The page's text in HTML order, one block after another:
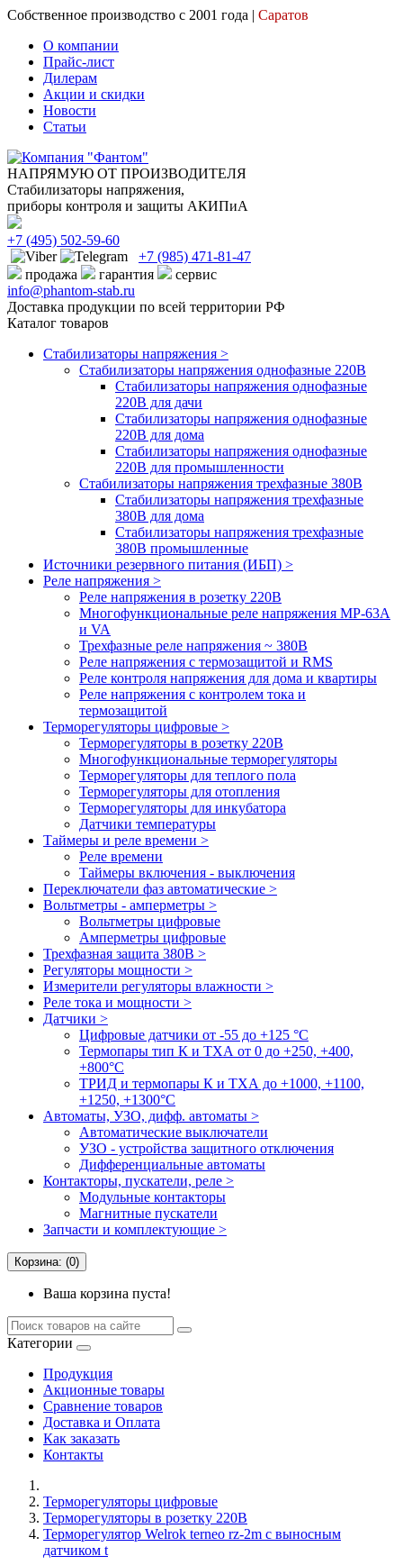
Собственное производство с 2001 года | Саратов
О компании
Прайс-лист
Дилерам
Акции и скидки
Новости
Статьи
НАПРЯМУЮ ОТ ПРОИЗВОДИТЕЛЯ
Стабилизаторы напряжения,
приборы контроля и защиты АКИПиА
+7 (495) 502-59-60
+7 (985) 471-81-47
продажа
гарантия
сервис
info@phantom-stab.ru
Доставка продукции по всей территории РФ
Каталог товаров
Стабилизаторы напряжения >
Cтабилизаторы напряжения однофазные 220В
Стабилизаторы напряжения однофазные
220В для дачи
Стабилизаторы напряжения однофазные
220В для дома
Стабилизаторы напряжения однофазные
220В для промышленности
Стабилизаторы напряжения трехфазные 380В
Cтабилизаторы напряжения трехфазные
380В для дома
Стабилизаторы напряжения трехфазные
380В промышленные
Источники резервного питания (ИБП) >
Реле напряжения >
Реле напряжения в розетку 220В
Многофункциональные реле напряжения МР-63А
и VA
Трехфазные реле напряжения ~ 380В
Реле напряжения с термозащитой и RMS
Реле контроля напряжения для дома и квартиры
Реле напряжения с контролем тока и
термозащитой
Терморегуляторы цифровые >
Терморегуляторы в розетку 220В
Многофункциональные терморегуляторы
Терморегуляторы для теплого пола
Терморегуляторы для отопления
Терморегуляторы для инкубатора
Датчики температуры
Таймеры и реле времени >
Реле времени
Таймеры включения - выключения
Переключатели фаз автоматические >
Вольтметры - амперметры >
Вольтметры цифровые
Амперметры цифровые
Трехфазная защита 380В >
Регуляторы мощности >
Измерители регуляторы влажности >
Реле тока и мощности >
Датчики >
Цифровые датчики от -55 до +125 °С
Термопары тип К и ТХА от 0 до +250, +400,
+800°C
ТРИД и термопары К и ТХА до +1000, +1100,
+1250, +1300°C
Автоматы, УЗО, дифф. автоматы >
Автоматические выключатели
УЗО - устройства защитного отключения
Дифференциальные автоматы
Контакторы, пускатели, реле >
Модульные контакторы
Магнитные пускатели
Запчасти и комплектующие >
Корзина: (0)
Ваша корзина пуста!
Категории
Продукция
Акционные товары
Сравнение товаров
Доставка и Оплата
Как заказать
Контакты
Терморегуляторы цифровые
Терморегуляторы в розетку 220В
Терморегулятор Welrok terneo rz-2m с выносным
датчиком t